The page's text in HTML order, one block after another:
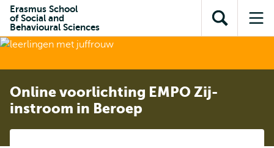
inhoud
Direct naar
subnavigatie
Erasmus School
of Social and
Behavioural Sciences
Toon
zoekveld
Online voorlichting EMPO Zij-
instroom in Beroep